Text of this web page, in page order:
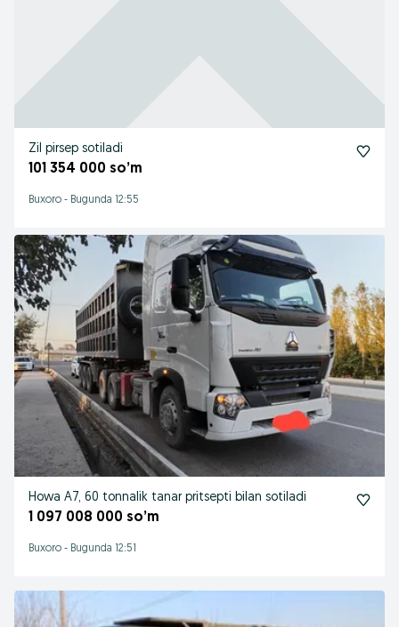
Zil pirsep sotiladi
101 354 000 so’m
Buxoro - Bugunda 12:55
Howa A7, 60 tonnalik tanar pritsepti bilan sotiladi
1 097 008 000 so’m
Buxoro - Bugunda 12:51